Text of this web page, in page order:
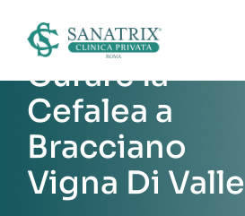
content
Curare la
Cefalea a
Bracciano
Vigna Di Valle